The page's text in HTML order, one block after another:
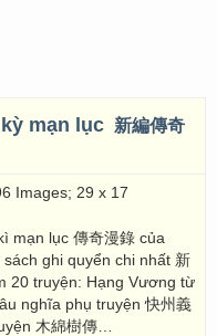
mạn lục 新編傳奇
Images; 29 x 17
mạn lục 傳奇漫錄 của
ghi quyển chi nhất 新
20 truyện: Hạng Vương từ
nghĩa phụ truyện 快州義
木綿樹傳…